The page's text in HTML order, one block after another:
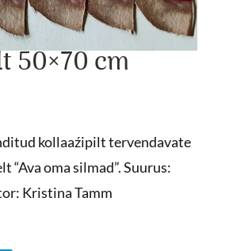
50×70 cm
kollaaźipilt tervendavate
“Ava oma silmad”. Suurus:
Kristina Tamm